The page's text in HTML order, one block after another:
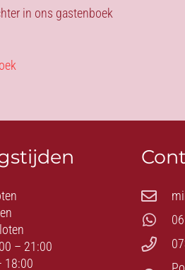
in ons gastenboek
– 21:00
18:00